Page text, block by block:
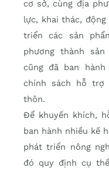
cơ sở, cùng địa
lực, khai thác,
triển các sản
phương thành
cũng đã ban
chính sách hỗ trợ
thôn.
Để khuyến khích,
ban hành nhiều kế
phát triển nông
đó quy định cụ